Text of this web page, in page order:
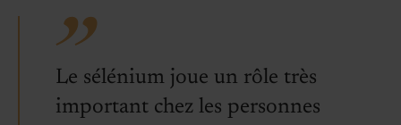
Le sélénium joue un rôle très
important chez les personnes